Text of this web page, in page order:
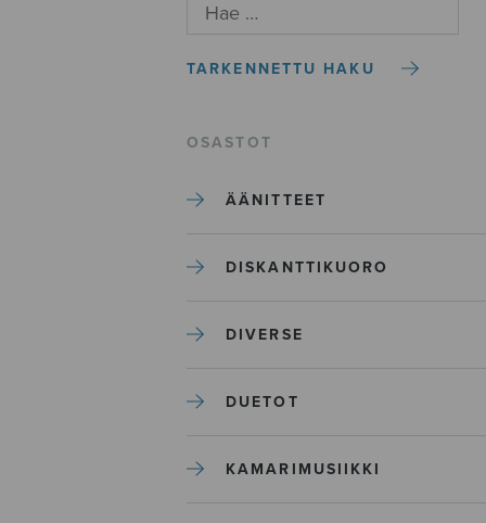
TARKENNETTU HAKU
OSASTOT
ÄÄNITTEET
DISKANTTIKUORO
DIVERSE
DUETOT
KAMARIMUSIIKKI